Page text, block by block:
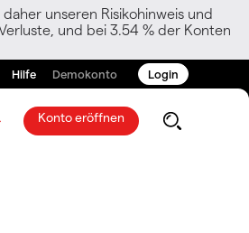
unseren Risikohinweis und
und bei 3.54 % der Konten
Hilfe Demokonto Login
Konto eröffnen